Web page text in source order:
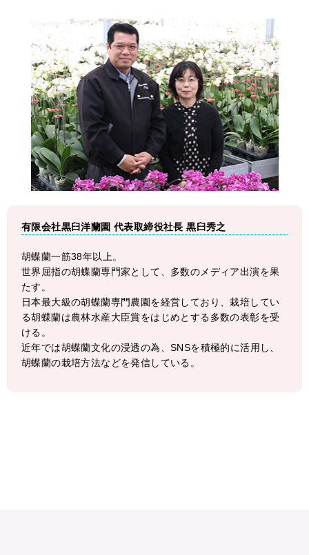
有限会社黒臼洋蘭園 代表取締役社長 黒臼秀之
胡蝶蘭一筋38年以上。
世界屈指の胡蝶蘭専門家として、多数のメディア出演を果
たす。
日本最大級の胡蝶蘭専門農園を経営しており、栽培してい
る胡蝶蘭は農林水産大臣賞をはじめとする多数の表彰を受
ける。
近年では胡蝶蘭文化の浸透の為、SNSを積極的に活用し、
胡蝶蘭の栽培方法などを発信している。